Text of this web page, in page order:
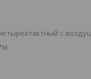
с